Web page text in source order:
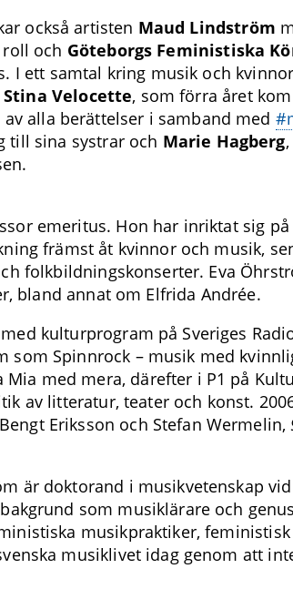
också artisten Maud Lindström
och Göteborgs Feministiska
I ett samtal kring musik och
Stina Velocette, som förra året
alla berättelser i samband med
till sina systrar och Marie Hagberg
emeritus. Hon har inriktat sig
främst åt kvinnor och musik,
folkbildningskonserter. Eva
bland annat om Elfrida Andrée.
kulturprogram på Sveriges
som Spinnrock – musik med
Mia med mera, därefter i P1 på
av litteratur, teater och konst.
Eriksson och Stefan Wermelin,
är doktorand i musikvetenskap
som musiklärare och
musikpraktiker,
musiklivet idag genom att